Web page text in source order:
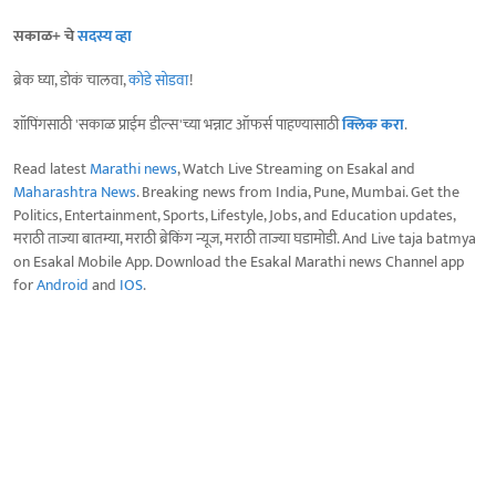
सकाळ+ चेसदस्य व्हा
ब्रेक घ्या, डोकं चालवा,कोडे सोडवा!
शॉपिंगसाठी 'सकाळ प्राईम डील्स'च्या भन्नाट ऑफर्स पाहण्यासाठीक्लिक करा.
Read latestMarathi news, Watch Live Streaming on Esakal and
Maharashtra News. Breaking news from India, Pune, Mumbai. Get the
Politics, Entertainment, Sports, Lifestyle, Jobs, and Education updates,
मराठी ताज्या बातम्या, मराठी ब्रेकिंग न्यूज, मराठी ताज्या घडामोडी. And Live taja batmya
on Esakal Mobile App. Download the Esakal Marathi news Channel app
forAndroidand IOS.